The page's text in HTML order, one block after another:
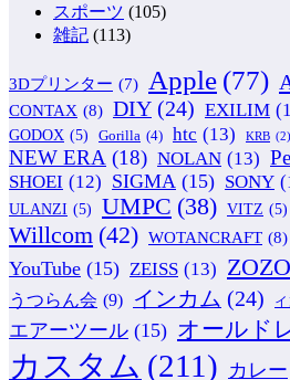
スポーツ (105)
雑記 (113)
3Dプリンター (7) Apple (77)
CONTAX (8) DIY (24) EXILIM
GODOX (5) Gorilla (4) htc (13) KRB (2)
NEW ERA (18) NOLAN (13)
SHOEI (12) SIGMA (15) SONY
ULANZI (5) UMPC (38) VITZ (5)
Willcom (42) WOTANCRAFT (8)
YouTube (15) ZEISS (13)
うつらん会 (9) インカム (24)
エアーツール (15) オールド
カスタム (211) カレー